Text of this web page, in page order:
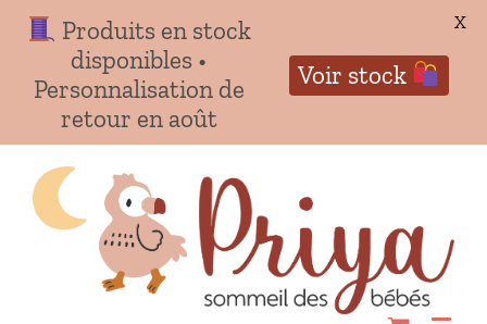
contenu
Produits en stock
disponibles •
Personnalisation de
retour en août
Voir stock
X